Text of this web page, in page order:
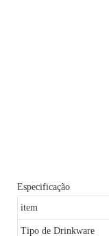
Especificação
item
Tipo de Drinkware